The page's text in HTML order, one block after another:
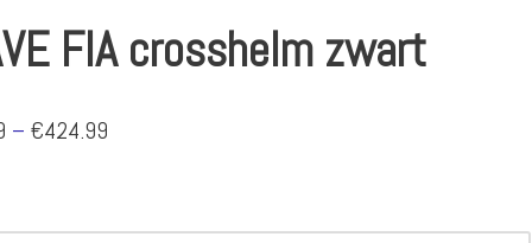
FIA crosshelm zwart
–€424.99